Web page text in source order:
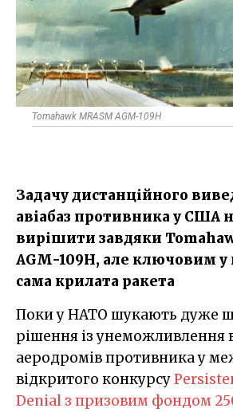
Tomahawk MRASM AGM-109H​​​
Задачу дистанційного
авіабаз противника у США
вирішити завдяки
AGM-109H​​​, але ключовим у
сама крилата ракета
Поки у НАТО шукають дуже швидке
рішення із унеможливлення
аеродромів противника у
відкритого конкурсу
Denial з призовим фондом